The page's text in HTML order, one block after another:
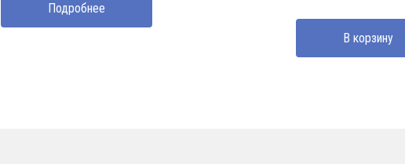
Подробнее
В корзину